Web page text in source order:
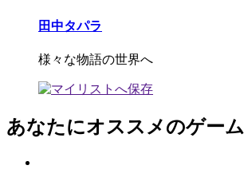
田中タパラ
様々な物語の世界へ
あなたにオススメのゲーム